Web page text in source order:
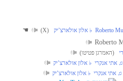
(X)
☚
Roberto
(האמרגן פטיטו)
אתי אנקרי‏ ♭ אלון אולארצ’יק
אתי אנקרי‏ ♭ אלון אולארצ’יק